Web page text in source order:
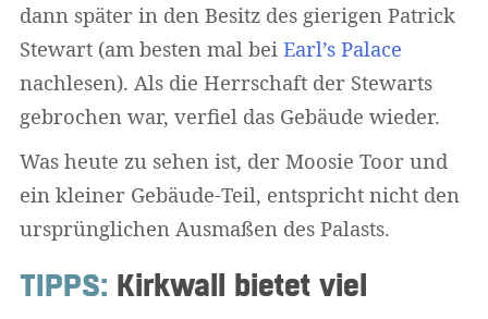
dann später in den Besitz des gierigen Patrick
Stewart (am besten mal bei Earl’s Palace
nachlesen). Als die Herrschaft der Stewarts
gebrochen war, verfiel das Gebäude wieder.
Was heute zu sehen ist, der Moosie Toor und
ein kleiner Gebäude-Teil, entspricht nicht den
ursprünglichen Ausmaßen des Palasts.
TIPPS: Kirkwall bietet viel